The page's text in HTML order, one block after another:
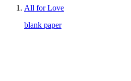
All for Love
blank paper